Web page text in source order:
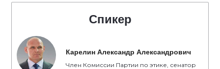
Спикер
Карелин Александр Александрович
Член Комиссии Партии по этике, сенатор